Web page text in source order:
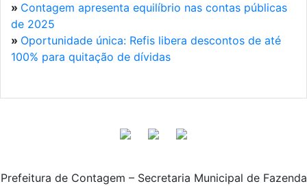
» Contagem apresenta equilíbrio nas contas públicas
de 2025
» Oportunidade única: Refis libera descontos de até
100% para quitação de dívidas
Prefeitura de Contagem – Secretaria Municipal de Fazenda